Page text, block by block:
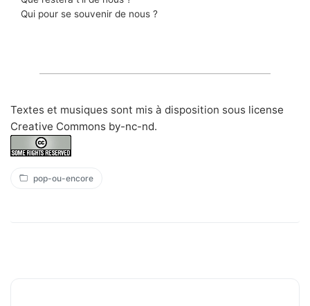
Qui pour se souvenir de nous ?
Textes et musiques sont mis à disposition sous license
Creative Commons by-nc-nd.
pop-ou-encore